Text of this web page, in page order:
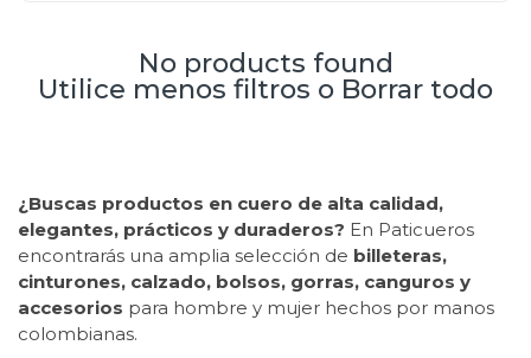
No products found
Utilice menos filtros o Borrar todo
¿Buscas productos en cuero de alta calidad,
elegantes, prácticos y duraderos? En Paticueros
encontrarás una amplia selección de billeteras,
cinturones, calzado, bolsos, gorras, canguros y
accesorios para hombre y mujer hechos por manos
colombianas.